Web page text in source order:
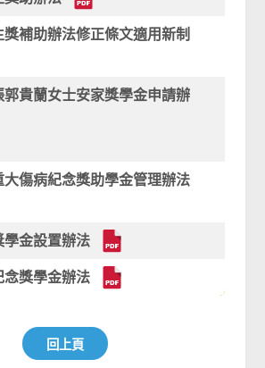
補助辦法修正條文適用新制
郭貴蘭女士安家獎學金申請辦
大傷病紀念獎助學金管理辦法
學金設置辦法
念獎學金辦法
回上頁